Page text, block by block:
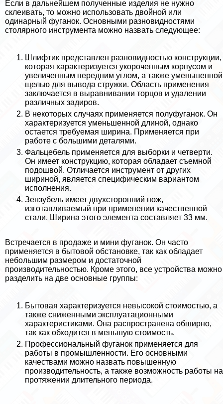
Если в дальнейшем полученные изделия не нужно
склеивать, то можно использовать двойной или
одинарный фуганок. Основными разновидностями
столярного инструмента можно назвать следующее:
Шлифтик представлен разновидностью конструкции,
которая хаpaктеризуется укороченным корпусом и
увеличенным передним углом, а также уменьшенной
щелью для вывода стружки. Область применения
заключается в выравнивании торцов и удалении
различных задиров.
В некоторых случаях применяется полуфуганок. Он
хаpaктеризуется уменьшенной длиной, однако
остается требуемая ширина. Применяется при
работе с большими деталями.
Фальцебель применяется для выборки и четверти.
Он имеет конструкцию, которая обладает съемной
подошвой. Отличается инструмент от других
шириной, является специфическим вариантом
исполнения.
Зензубель имеет двухсторонний нож,
изготавливаемый при применении качественной
стали. Ширина этого элемента составляет 33 мм.
Встречается в продаже и мини фуганок. Он часто
применяется в бытовой обстановке, так как обладает
небольшим размером и достаточной
производительностью. Кроме этого, все устройства можно
разделить на две основные группы:
Бытовая хаpaктеризуется невысокой стоимостью, а
также сниженными эксплуатационными
хаpaктеристиками. Она распространена обширно,
так как обходится в меньшую стоимость.
Профессиональный фуганок применяется для
работы в промышленности. Его основными
качествами можно назвать повышенную
производительность, а также возможность работы на
протяжении длительного периода.